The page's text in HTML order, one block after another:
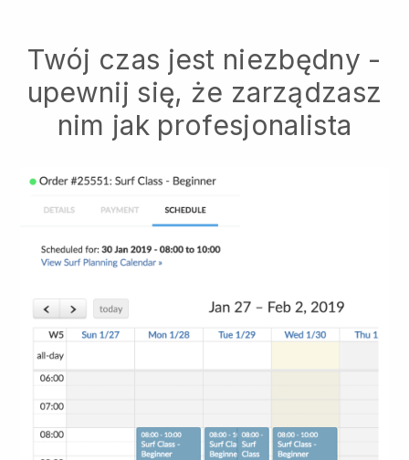
Twój czas jest niezbędny -
upewnij się, że zarządzasz
nim jak profesjonalista